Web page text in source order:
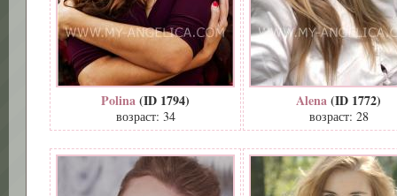
Polina(ID 1794)
возраст: 34
Alena(ID 1772)
возраст: 28